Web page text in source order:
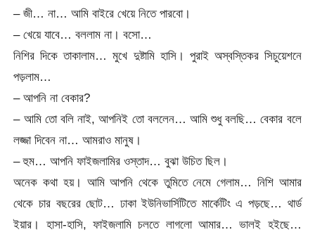
– জী… না… আমি বাইরে খেয়ে নিতে পারবো।
– খেয়ে যাবে… বললাম না। বসো…
নিশির দিকে তাকালাম… মুখে দুষ্টামি হাসি। পুরাই অস্বস্তিকর সিচুয়েশনে
পড়লাম…
– আপনি না বেকার?
– আমি তো বলি নাই, আপনিই তো বললেন… আমি শুধু বলছি… বেকার বলে
লজ্জা দিবেন না… আমরাও মানুষ।
– হুম… আপনি ফাইজলামির ওস্তাদ… বুঝা উচিত ছিল।
অনেক কথা হয়। আমি আপনি থেকে তুমিতে নেমে গেলাম… নিশি আমার
থেকে চার বছরের ছোট… ঢাকা ইউনিভার্সিটিতে মার্কেটিং এ পড়ছে… থার্ড
ইয়ার। হাসা-হাসি, ফাইজলামি চলতে লাগলো আমার… ভালই হইছে…